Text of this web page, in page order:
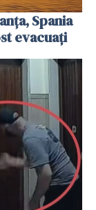
Spania
evacuați